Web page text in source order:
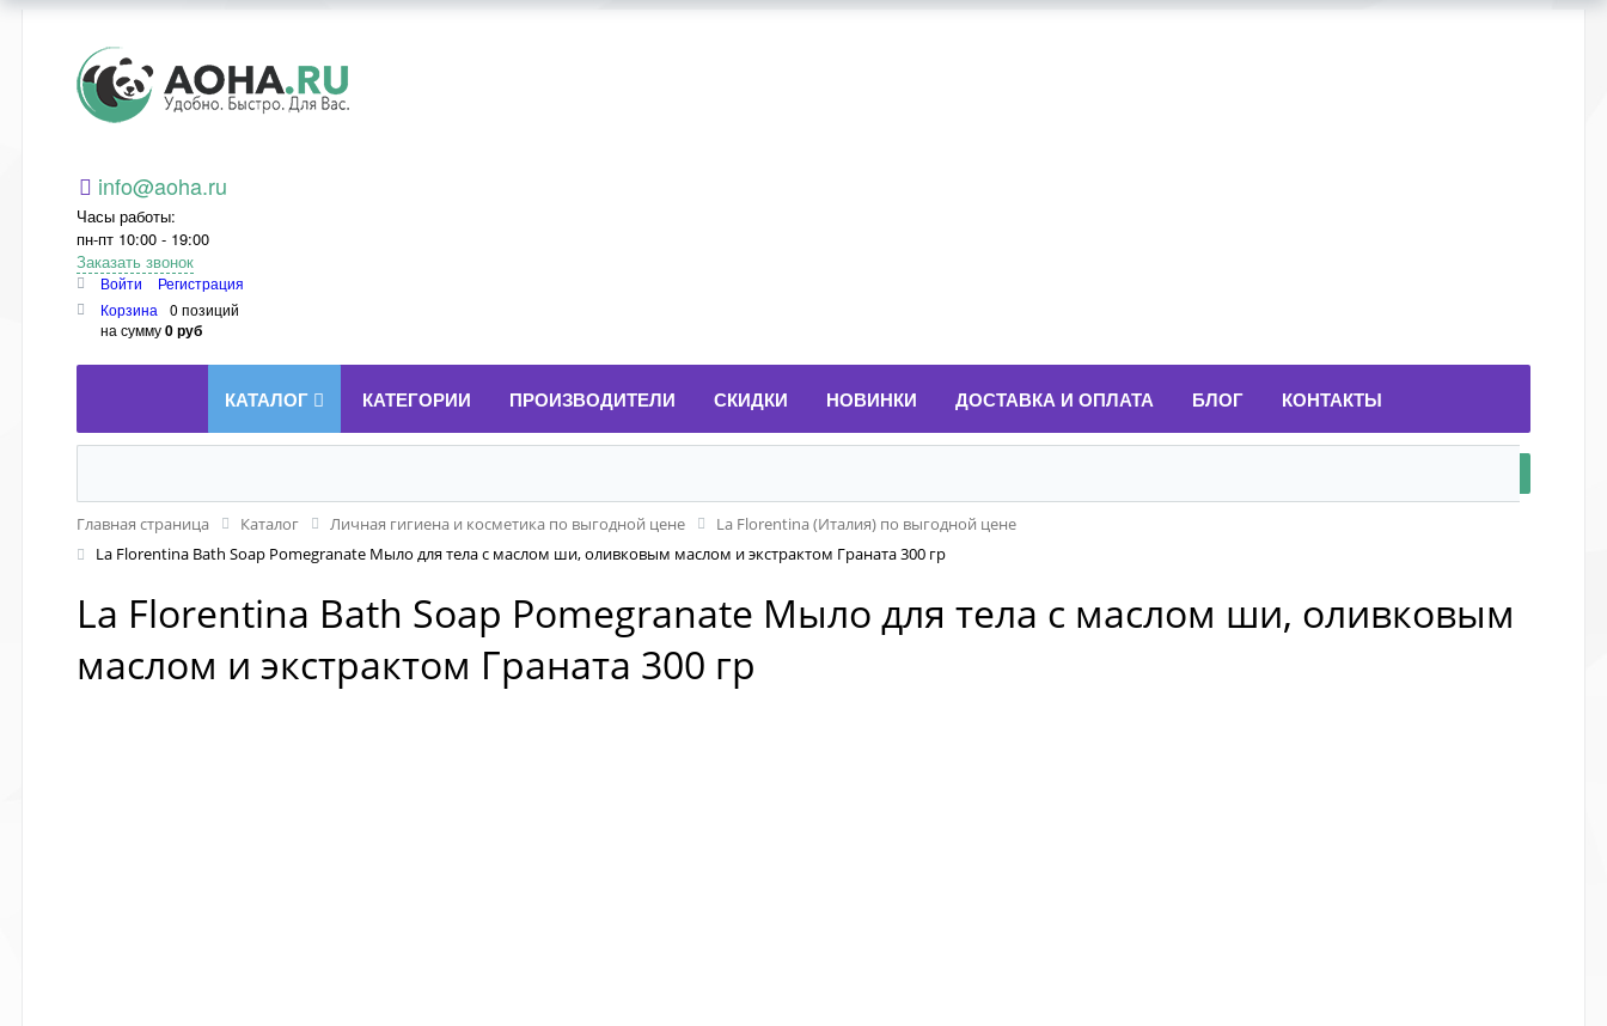
Aoha.ru
info@aoha.ru
Часы работы:
пн-пт 10:00 - 19:00
Заказать звонок
Войти
Регистрация
Корзина
0 позиций
на сумму0 руб
КАТАЛОГ КАТЕГОРИИ ПРОИЗВОДИТЕЛИ СКИДКИ НОВИНКИ ДОСТАВКА И ОПЛАТА БЛОГ КОНТАКТЫ
Главная страница Каталог Личная гигиена и косметика по выгодной цене
La Florentina (Италия) по выгодной цене
La Florentina Bath Soap Pomegranate Мыло для тела с маслом ши, оливковым маслом и экстрактом Граната 300 гр
La Florentina Bath Soap Pomegranate Мыло для тела с маслом ши, оливковым
маслом и экстрактом Граната 300 гр